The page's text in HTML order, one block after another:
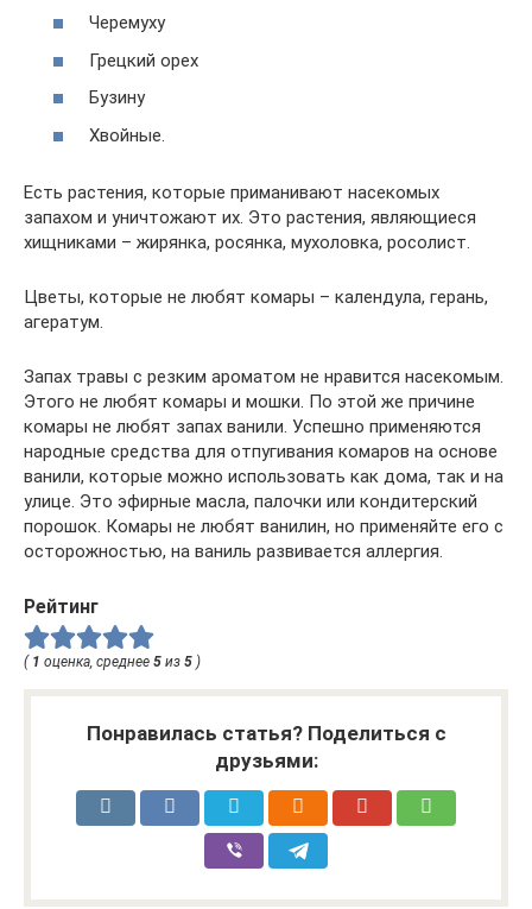
Черемуху
Грецкий орех
Бузину
Хвойные.
Есть растения, которые приманивают насекомых
запахом и уничтожают их. Это растения, являющиеся
хищниками – жирянка, росянка, мухоловка, росолист.
Цветы, которые не любят комары – календула, герань,
агератум.
Запах травы с резким ароматом не нравится насекомым.
Этого не любят комары и мошки. По этой же причине
комары не любят запах ванили. Успешно применяются
народные средства для отпугивания комаров на основе
ванили, которые можно использовать как дома, так и на
улице. Это эфирные масла, палочки или кондитерский
порошок. Комары не любят ванилин, но применяйте его с
осторожностью, на ваниль развивается аллергия.
Рейтинг
( 1 оценка, среднее 5 из 5 )
Понравилась статья? Поделиться с
друзьями: